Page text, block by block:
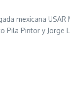
mexicana
Pila Pintor y